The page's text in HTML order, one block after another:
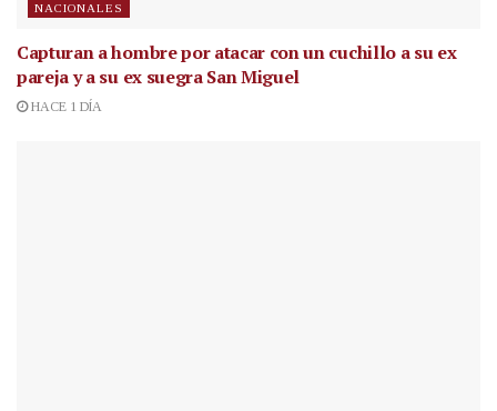
NACIONALES
Capturan a hombre por atacar con un cuchillo a su ex
pareja y a su ex suegra San Miguel
HACE 1 DÍA